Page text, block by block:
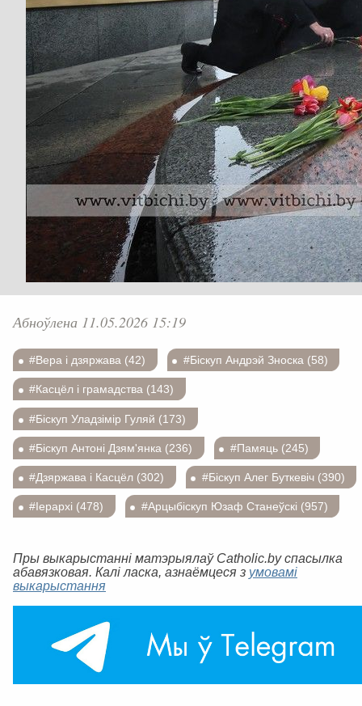
Абноўлена 11.05.2026 15:19
#Вера і дзяржава (42) #Біскуп Андрэй Зноска (58)
#Касцёл і грамадства (143)
#Біскуп Уладзімір Гуляй (173)
#Біскуп Антоні Дзям'янка (236) #Памяць (245)
#Дзяржава і Касцёл (302) #Біскуп Алег Буткевіч (390)
#Іерархі (478) #Арцыбіскуп Юзаф Станеўскі (957)
Пры выкарыстанні матэрыялаў Catholic.by спасылка
абавязковая. Калі ласка, азнаёмцеся з умовамі
выкарыстання